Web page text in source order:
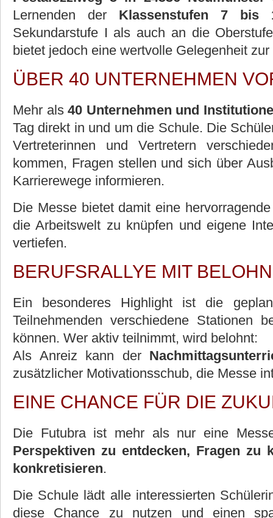
Lernenden der Klassenstufen 7 bis
Sekundarstufe I als auch an die
bietet jedoch eine wertvolle Gelegenheit
ÜBER 40 UNTERNEHMEN
Mehr als40 Unternehmen und
Tag direkt in und um die Schule. Die
Vertreterinnen und Vertretern
kommen, Fragen stellen und sich über
Karrierewege informieren.
Die Messe bietet damit eine
die Arbeitswelt zu knüpfen und eigene
vertiefen.
BERUFSRALLYE MIT
Ein besonderes Highlight ist die
Teilnehmenden verschiedene Stationen
können. Wer aktiv teilnimmt, wird belohnt:
Als Anreiz kann der
zusätzlicher Motivationsschub, die Messe
EINE CHANCE FÜR DIE
Die Futubra ist mehr als nur eine
Perspektiven zu entdecken, Fragen zu
konkretisieren.
Die Schule lädt alle interessierten
diese Chance zu nutzen und einen